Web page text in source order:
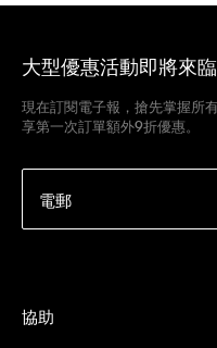
大型優惠活動即將來臨
現在訂閱電子報，搶先掌握所
享第一次訂單額外9折優惠。
電郵
協助